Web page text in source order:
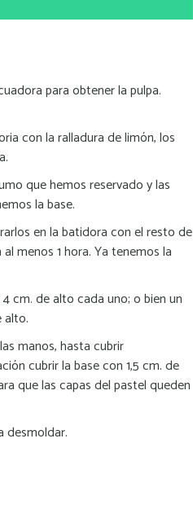
para obtener la pulpa.
con la ralladura de limón, los
que hemos reservado y las
la base.
en la batidora con el resto de
menos 1 hora. Ya tenemos la
cm. de alto cada uno; o bien un
alto.
manos, hasta cubrir
cubrir la base con 1,5 cm. de
que las capas del pastel queden
desmoldar.